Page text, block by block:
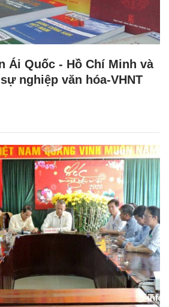
Ái Quốc - Hồ Chí Minh và
nghiệp văn hóa-VHNT